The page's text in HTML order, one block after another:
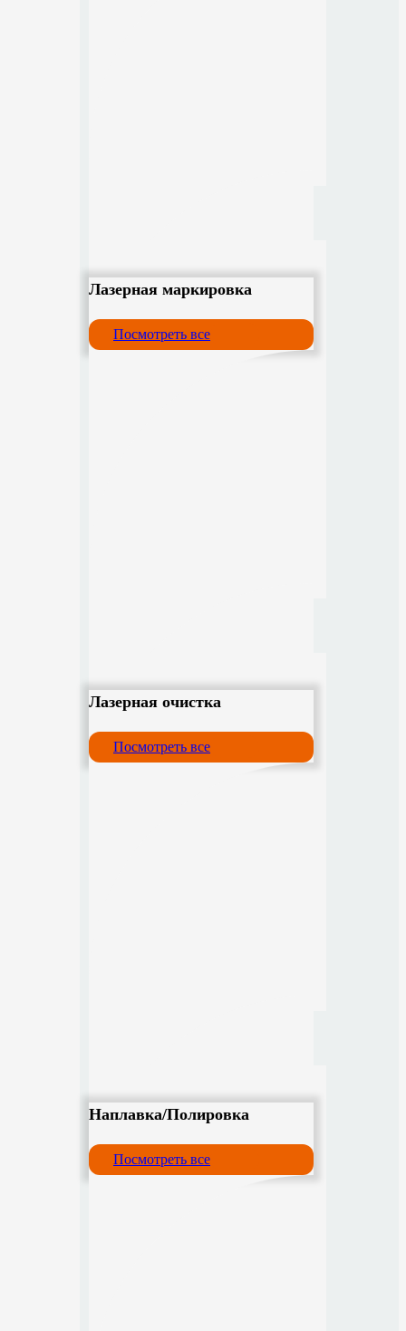
Лазерная маркировка
Посмотреть все
Лазерная очистка
Посмотреть все
Наплавка/Полировка
Посмотреть все